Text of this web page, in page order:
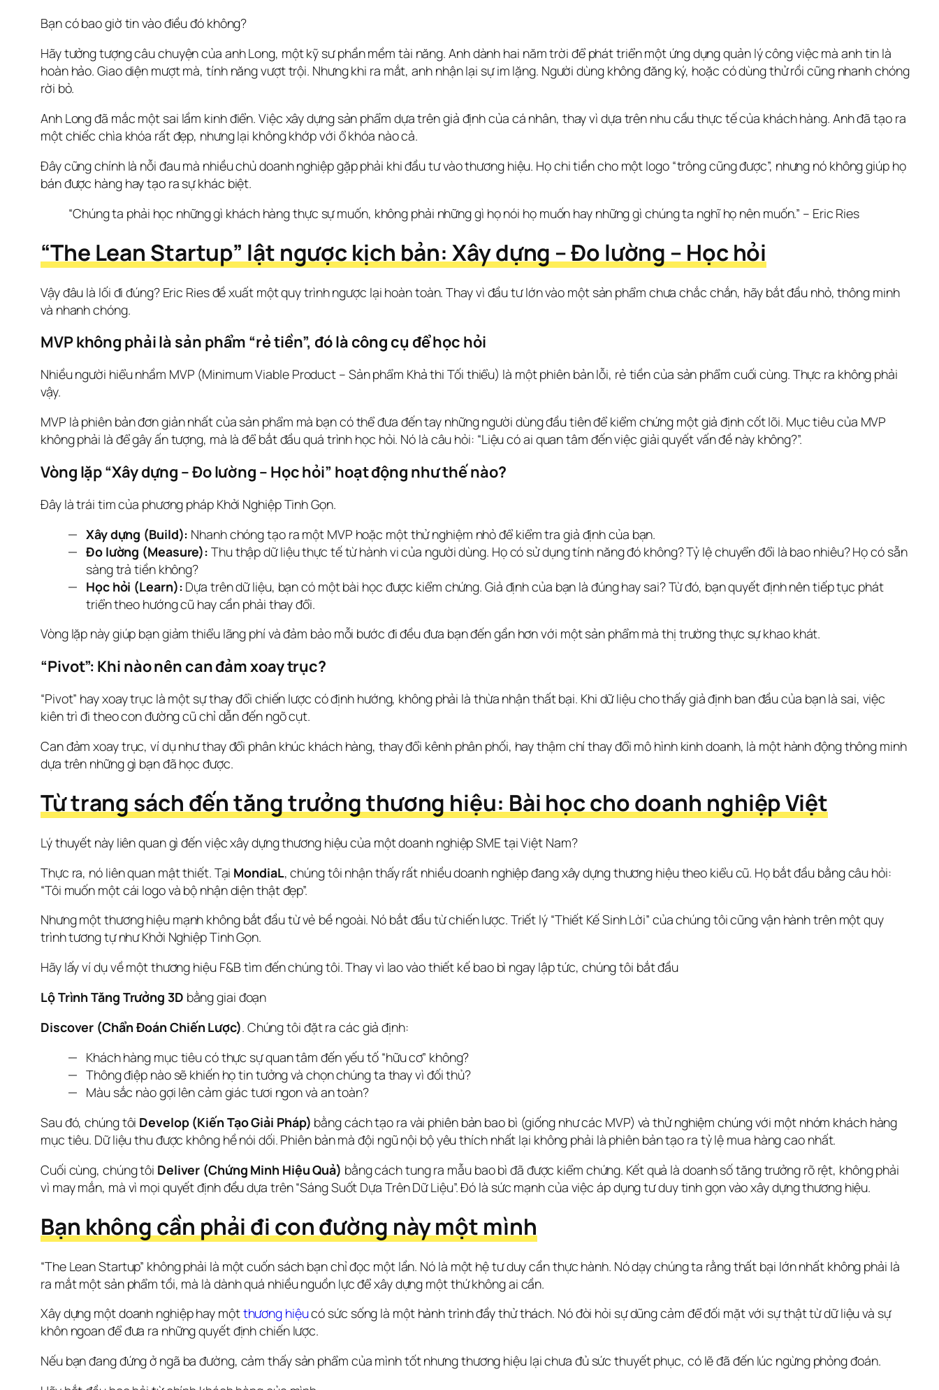
Bạn có bao giờ tin vào điều đó không?
Hãy tưởng tượng câu chuyện của anh Long, một kỹ sư phần mềm tài năng. Anh dành hai năm trời để phát triển một ứng dụng quản lý công việc mà anh tin là
hoàn hảo. Giao diện mượt mà, tính năng vượt trội. Nhưng khi ra mắt, anh nhận lại sự im lặng. Người dùng không đăng ký, hoặc có dùng thử rồi cũng nhanh chóng
rời bỏ.
Anh Long đã mắc một sai lầm kinh điển. Việc xây dựng sản phẩm dựa trên giả định của cá nhân, thay vì dựa trên nhu cầu thực tế của khách hàng. Anh đã tạo ra
một chiếc chìa khóa rất đẹp, nhưng lại không khớp với ổ khóa nào cả.
Đây cũng chính là nỗi đau mà nhiều chủ doanh nghiệp gặp phải khi đầu tư vào thương hiệu. Họ chi tiền cho một logo “trông cũng được”, nhưng nó không giúp họ
bán được hàng hay tạo ra sự khác biệt.
“Chúng ta phải học những gì khách hàng thực sự muốn, không phải những gì họ nói họ muốn hay những gì chúng ta nghĩ họ nên muốn.” – Eric Ries
“The Lean Startup” lật ngược kịch bản: Xây dựng – Đo lường – Học hỏi
Vậy đâu là lối đi đúng? Eric Ries đề xuất một quy trình ngược lại hoàn toàn. Thay vì đầu tư lớn vào một sản phẩm chưa chắc chắn, hãy bắt đầu nhỏ, thông minh
và nhanh chóng.
MVP không phải là sản phẩm “rẻ tiền”, đó là công cụ để học hỏi
Nhiều người hiểu nhầm MVP (Minimum Viable Product – Sản phẩm Khả thi Tối thiểu) là một phiên bản lỗi, rẻ tiền của sản phẩm cuối cùng. Thực ra không phải
vậy.
MVP là phiên bản đơn giản nhất của sản phẩm mà bạn có thể đưa đến tay những người dùng đầu tiên để kiểm chứng một giả định cốt lõi. Mục tiêu của MVP
không phải là để gây ấn tượng, mà là để bắt đầu quá trình học hỏi. Nó là câu hỏi: “Liệu có ai quan tâm đến việc giải quyết vấn đề này không?”.
Vòng lặp “Xây dựng – Đo lường – Học hỏi” hoạt động như thế nào?
Đây là trái tim của phương pháp Khởi Nghiệp Tinh Gọn.
Xây dựng (Build): Nhanh chóng tạo ra một MVP hoặc một thử nghiệm nhỏ để kiểm tra giả định của bạn.
Đo lường (Measure): Thu thập dữ liệu thực tế từ hành vi của người dùng. Họ có sử dụng tính năng đó không? Tỷ lệ chuyển đổi là bao nhiêu? Họ có sẵn
sàng trả tiền không?
Học hỏi (Learn): Dựa trên dữ liệu, bạn có một bài học được kiểm chứng. Giả định của bạn là đúng hay sai? Từ đó, bạn quyết định nên tiếp tục phát
triển theo hướng cũ hay cần phải thay đổi.
Vòng lặp này giúp bạn giảm thiểu lãng phí và đảm bảo mỗi bước đi đều đưa bạn đến gần hơn với một sản phẩm mà thị trường thực sự khao khát.
“Pivot”: Khi nào nên can đảm xoay trục?
“Pivot” hay xoay trục là một sự thay đổi chiến lược có định hướng, không phải là thừa nhận thất bại. Khi dữ liệu cho thấy giả định ban đầu của bạn là sai, việc
kiên trì đi theo con đường cũ chỉ dẫn đến ngõ cụt.
Can đảm xoay trục, ví dụ như thay đổi phân khúc khách hàng, thay đổi kênh phân phối, hay thậm chí thay đổi mô hình kinh doanh, là một hành động thông minh
dựa trên những gì bạn đã học được.
Từ trang sách đến tăng trưởng thương hiệu: Bài học cho doanh nghiệp Việt
Lý thuyết này liên quan gì đến việc xây dựng thương hiệu của một doanh nghiệp SME tại Việt Nam?
Thực ra, nó liên quan mật thiết. Tại MondiaL, chúng tôi nhận thấy rất nhiều doanh nghiệp đang xây dựng thương hiệu theo kiểu cũ. Họ bắt đầu bằng câu hỏi:
“Tôi muốn một cái logo và bộ nhận diện thật đẹp”.
Nhưng một thương hiệu mạnh không bắt đầu từ vẻ bề ngoài. Nó bắt đầu từ chiến lược. Triết lý “Thiết Kế Sinh Lời” của chúng tôi cũng vận hành trên một quy
trình tương tự như Khởi Nghiệp Tinh Gọn.
Hãy lấy ví dụ về một thương hiệu F&B tìm đến chúng tôi. Thay vì lao vào thiết kế bao bì ngay lập tức, chúng tôi bắt đầu
Lộ Trình Tăng Trưởng 3D bằng giai đoạn
Discover (Chẩn Đoán Chiến Lược). Chúng tôi đặt ra các giả định:
Khách hàng mục tiêu có thực sự quan tâm đến yếu tố “hữu cơ” không?
Thông điệp nào sẽ khiến họ tin tưởng và chọn chúng ta thay vì đối thủ?
Màu sắc nào gợi lên cảm giác tươi ngon và an toàn?
Sau đó, chúng tôi Develop (Kiến Tạo Giải Pháp) bằng cách tạo ra vài phiên bản bao bì (giống như các MVP) và thử nghiệm chúng với một nhóm khách hàng
mục tiêu. Dữ liệu thu được không hề nói dối. Phiên bản mà đội ngũ nội bộ yêu thích nhất lại không phải là phiên bản tạo ra tỷ lệ mua hàng cao nhất.
Cuối cùng, chúng tôi Deliver (Chứng Minh Hiệu Quả) bằng cách tung ra mẫu bao bì đã được kiểm chứng. Kết quả là doanh số tăng trưởng rõ rệt, không phải
vì may mắn, mà vì mọi quyết định đều dựa trên “Sáng Suốt Dựa Trên Dữ Liệu”. Đó là sức mạnh của việc áp dụng tư duy tinh gọn vào xây dựng thương hiệu.
Bạn không cần phải đi con đường này một mình
“The Lean Startup” không phải là một cuốn sách bạn chỉ đọc một lần. Nó là một hệ tư duy cần thực hành. Nó dạy chúng ta rằng thất bại lớn nhất không phải là
ra mắt một sản phẩm tồi, mà là dành quá nhiều nguồn lực để xây dựng một thứ không ai cần.
Xây dựng một doanh nghiệp hay một thương hiệu có sức sống là một hành trình đầy thử thách. Nó đòi hỏi sự dũng cảm để đối mặt với sự thật từ dữ liệu và sự
khôn ngoan để đưa ra những quyết định chiến lược.
Nếu bạn đang đứng ở ngã ba đường, cảm thấy sản phẩm của mình tốt nhưng thương hiệu lại chưa đủ sức thuyết phục, có lẽ đã đến lúc ngừng phỏng đoán.